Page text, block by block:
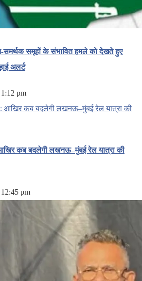
समर्थक समूहों के संभावित हमले को देखते हुए
अलर्ट
pm
कब बदलेगी लखनऊ–मुंबई रेल यात्रा की
pm